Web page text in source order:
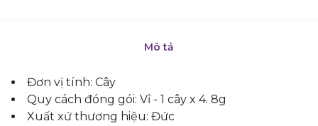
Mô tả
Đơn vị tính: Cây
Quy cách đóng gói: Vỉ - 1 cây x 4. 8g
Xuất xứ thương hiệu: Đức